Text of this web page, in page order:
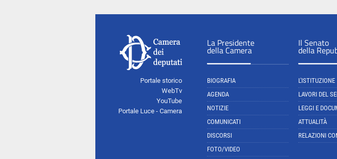
Portale storico
WebTv
YouTube
Portale Luce - Camera
La Presidente
della Camera
BIOGRAFIA
AGENDA
NOTIZIE
COMUNICATI
DISCORSI
FOTO/VIDEO
Il Senato
della
L'ISTITUZIONE
LAVORI DEL
LEGGI E
ATTUALITÀ
RELAZIONI